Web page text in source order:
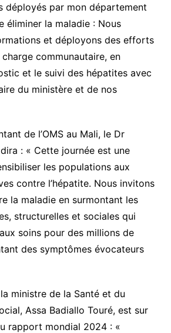
déployés par mon département
éliminer la maladie : Nous
et déployons des efforts
communautaire, en
et le suivi des hépatites avec
du ministère et de nos
de l’OMS au Mali, le Dr
: « Cette journée est une
les populations aux
contre l’hépatite. Nous invitons
la maladie en surmontant les
structurelles et sociales qui
soins pour des millions de
des symptômes évocateurs
ministre de la Santé et du
Assa Badiallo Touré, est sur
rapport mondial 2024 : «